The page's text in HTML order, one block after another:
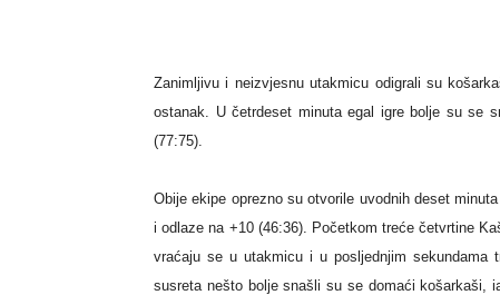
Zanimljivu i neizvjesnu utakmicu odigrali su
ostanak. U četrdeset minuta egal igre bolje su se
(77:75).
Obije ekipe oprezno su otvorile uvodnih deset
i odlaze na +10 (46:36). Početkom treće četvrtine
vraćaju se u utakmicu i u posljednjim sekundama
susreta nešto bolje snašli su se domaći košarkaši,